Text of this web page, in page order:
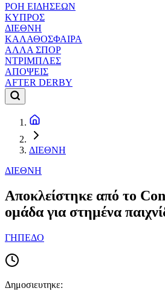
ΡΟΗ ΕΙΔΗΣΕΩΝ
ΚΥΠΡΟΣ
ΔΙΕΘΝΗ
ΚΑΛΑΘΟΣΦΑΙΡΑ
ΑΛΛΑ ΣΠΟΡ
ΝΤΡΙΜΠΛΕΣ
ΑΠΟΨΕΙΣ
AFTER DERBY
ΔΙΕΘΝΗ
ΔΙΕΘΝΗ
Αποκλείστηκε από το
ομάδα για στημένα
ΓΗΠΕΔΟ
Δημοσιευτηκε: